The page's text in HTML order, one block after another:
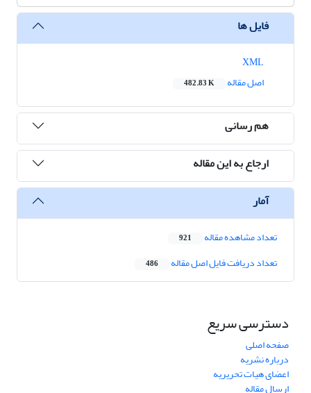
فایل ها
اصل مقاله
482.83 K
هم رسانی
ارجاع به این مقاله
آمار
تعداد مشاهده مقاله 921
تعداد دریافت فایل اصل مقاله 486
دسترسی سریع
صفحه اصلی
درباره نشریه
اعضای هیات تحریریه
ارسال مقاله